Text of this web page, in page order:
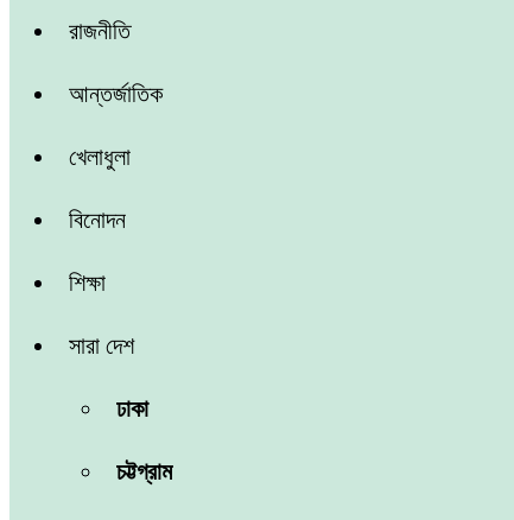
রাজনীতি
আন্তর্জাতিক
খেলাধুলা
বিনোদন
শিক্ষা
সারা দেশ
ঢাকা
চট্টগ্রাম